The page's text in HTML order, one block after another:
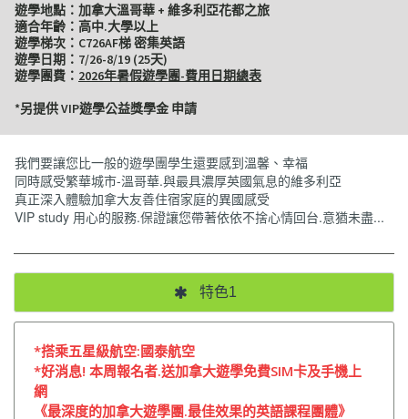
遊學地點：加拿大溫哥華 + 維多利亞花都之旅
適合年齡：高中.大學以上
遊學梯次：C726AF梯 密集英語
遊學日期：7/26-8/19 (25天)
遊學團費： 2026年暑假遊學團-費用日期總表
*另提供 VIP遊學公益獎學金 申請
我們要讓您比一般的遊學團學生還要感到溫馨、幸福
同時感受繁華城市-溫哥華.與最具濃厚英國氣息的維多利亞
真正深入體驗加拿大友善住宿家庭的異國感受
VIP study 用心的服務.保證讓您帶著依依不捨心情回台.意猶未盡...
特色1
*搭乘五星級航空:國泰航空
*好消息! 本周報名者.送加拿大遊學免費SIM卡及手機上
網
《最深度的加拿大遊學團.最佳效果的英語課程團體》